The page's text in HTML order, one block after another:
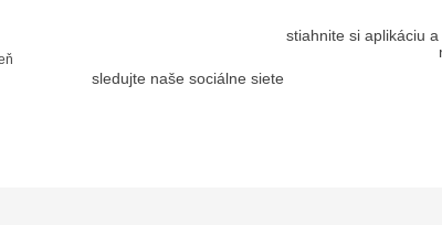
sledujte naše sociálne siete
stiahnite si aplikáciu